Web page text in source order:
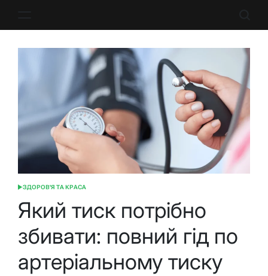
ОПУБЛІКУВАТИ
ЗДОРОВ'Я ТА КРАСА
Який тиск потрібно
збивати: повний гід по
артеріальному тиску